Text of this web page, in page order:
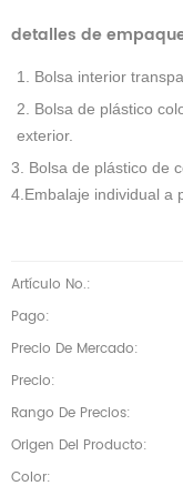
detalles de
1. Bolsa interior
2. Bolsa de plástico
exterior.
3. Bolsa de plástico de
4.Embalaje individual a
Artículo No.:
Pago:
Precio De Mercado:
Precio:
Rango De Precios:
Origen Del Producto:
Color: